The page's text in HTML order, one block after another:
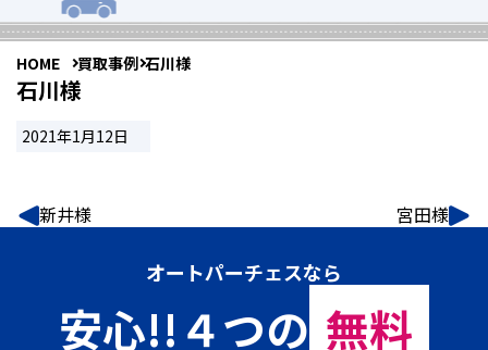
HOME 買取事例 石川様
石川様
2021年1月12日
新井様 宮田様
オートパーチェスなら
安心!!４つの 無料